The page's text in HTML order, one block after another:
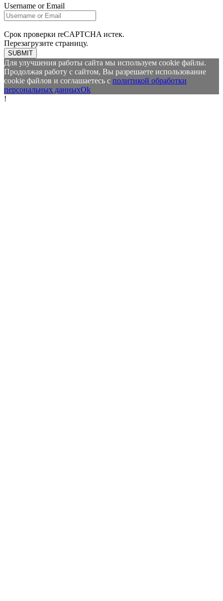
Username or Email
Срок проверки reCAPTCHA истек.
Перезагрузите страницу.
SUBMIT
Для улучшения работы сайта мы используем cookie файлы.
Продолжая работу с сайтом, Вы разрешаете использование
cookie файлов и соглашаетесь с политикой обработки
персональных данныхOk
!